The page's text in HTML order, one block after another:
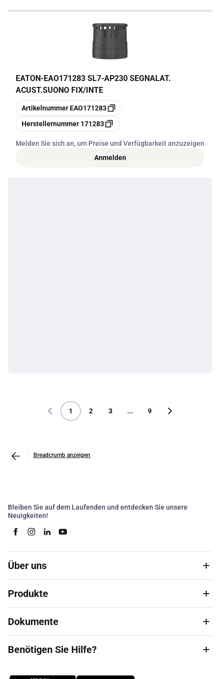
EATON-EAO171283 SL7-AP230 SEGNALAT.
ACUST.SUONO FIX/INTE
Kopieren
ArtikelnummerEAO171283
Kopieren
Herstellernummer 171283
Melden Sie sich an, um Preise und Verfügbarkeit anzuzeigen
Anmelden
1 2 3 ... 9
Breadcrumb anzeigen
Bleiben Sie auf dem Laufenden und entdecken Sie unsere
Neuigkeiten!
Über uns
Produkte
Dokumente
Benötigen Sie Hilfe?